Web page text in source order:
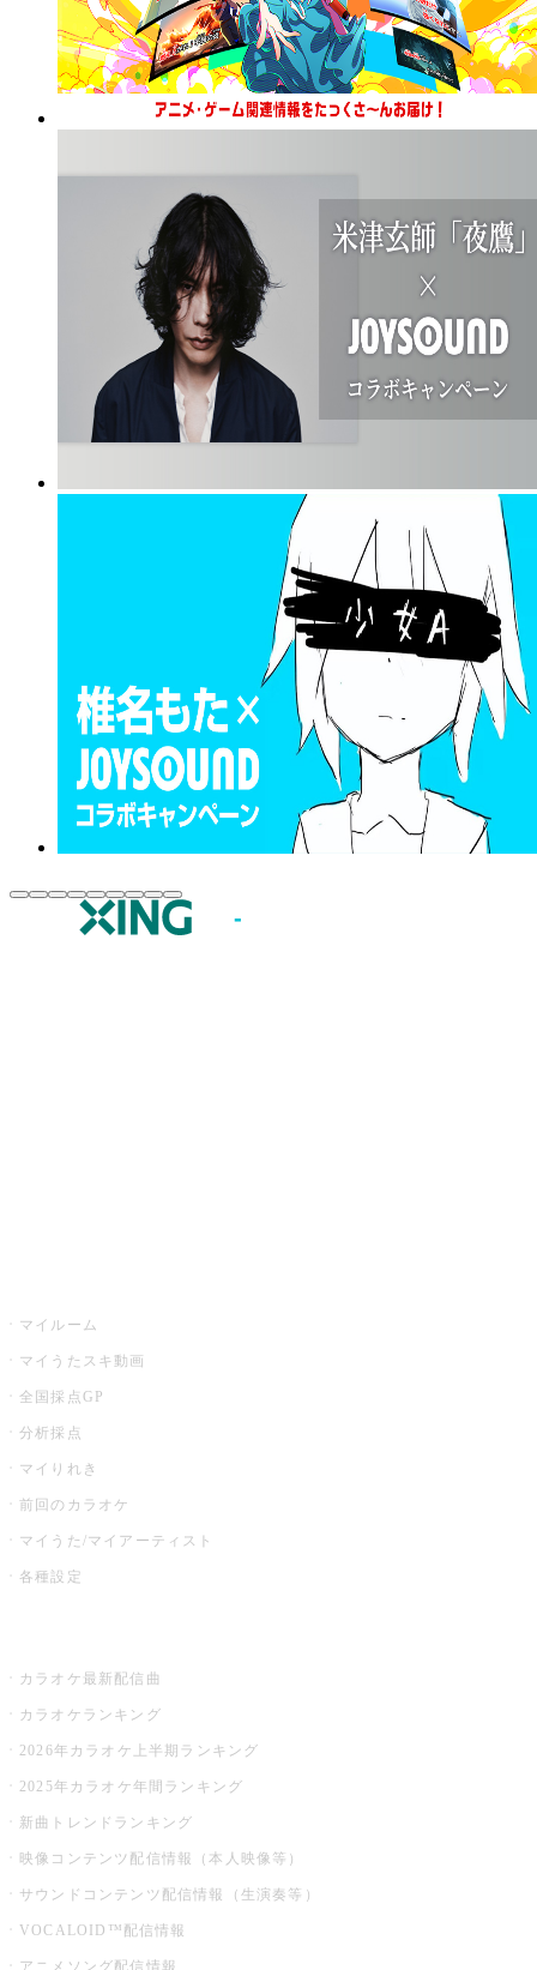
マイルーム
マイうたスキ動画
全国採点GP
分析採点
マイりれき
前回のカラオケ
マイうた/マイアーティスト
各種設定
カラオケ最新配信曲
カラオケランキング
2026年カラオケ上半期ランキング
2025年カラオケ年間ランキング
新曲トレンドランキング
映像コンテンツ配信情報（本人映像等）
サウンドコンテンツ配信情報（生演奏等）
VOCALOID™配信情報
アニメソング配信情報